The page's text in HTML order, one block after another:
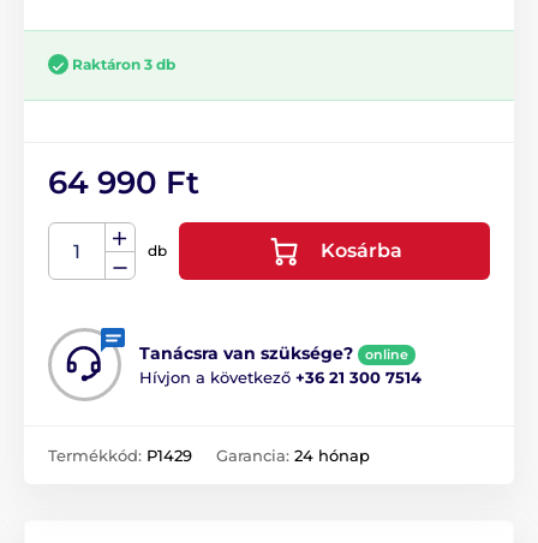
Raktáron 3 db
64 990 Ft
db Kosárba
Tanácsra van szüksége? online
Hívjon a következő +36 21 300 7514
Termékkód: P1429 Garancia: 24 hónap